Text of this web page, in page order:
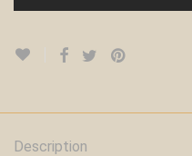
Description